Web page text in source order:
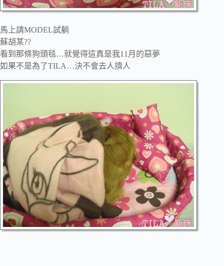
馬上請MODEL試躺
蘇胡某??
看到那條狗頭毯…就覺得這真是我11月的惡夢
如果不是為了TILA…決不會去人擠人